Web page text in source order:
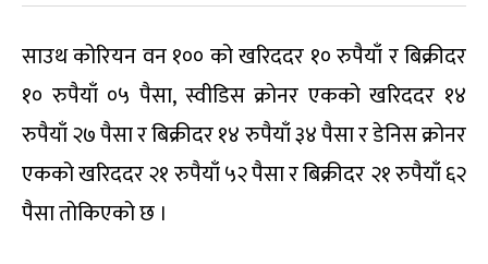
साउथ कोरियन वन १०० को खरिददर १० रुपैयाँ र बिक्रीदर
१० रुपैयाँ ०५ पैसा, स्वीडिस क्रोनर एकको खरिददर १४
रुपैयाँ २७ पैसा र बिक्रीदर १४ रुपैयाँ ३४ पैसा र डेनिस क्रोनर
एकको खरिददर २१ रुपैयाँ ५२ पैसा र बिक्रीदर २१ रुपैयाँ ६२
पैसा तोकिएको छ ।